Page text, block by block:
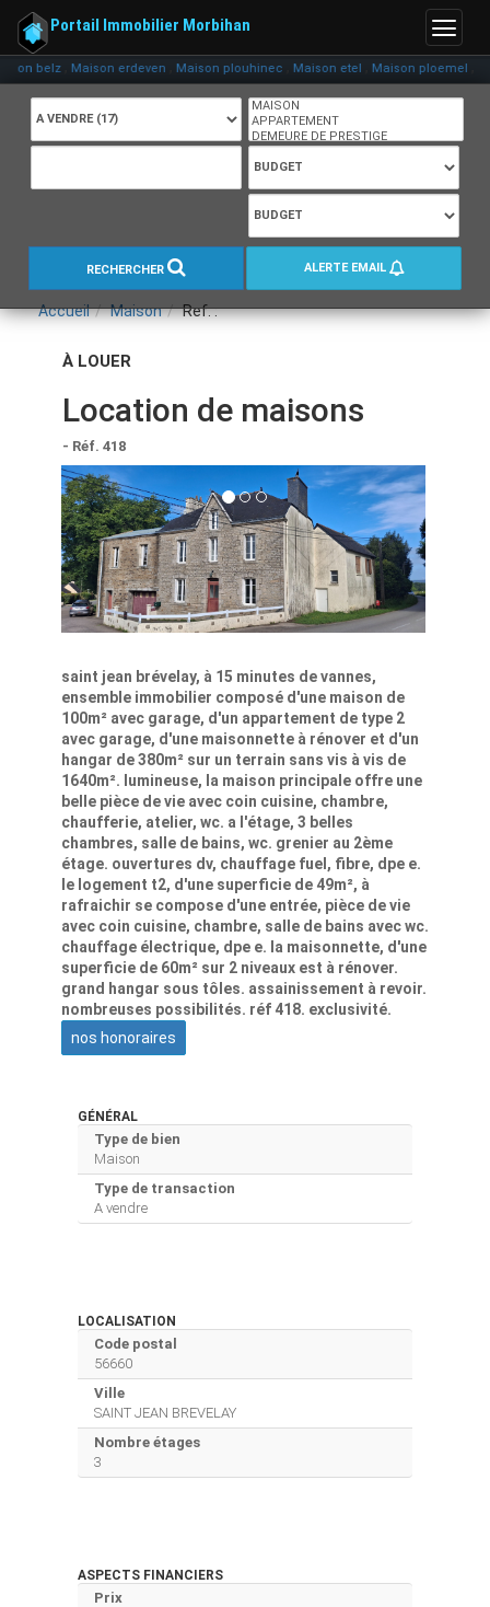
belz ,Maison erdeven ,Maison plouhinec ,Maison etel , Maison ploemel ,
Menu
Portail Immobilier Morbihan
RECHERCHER ALERTE EMAIL
Accueil Maison Ref. :
À LOUER
Location de maisons
- Réf. 418
saint jean brévelay, à 15 minutes de vannes,
ensemble immobilier composé d'une maison de
100m² avec garage, d'un appartement de type 2
avec garage, d'une maisonnette à rénover et d'un
hangar de 380m² sur un terrain sans vis à vis de
1640m². lumineuse, la maison principale offre une
belle pièce de vie avec coin cuisine, chambre,
chaufferie, atelier, wc. a l'étage, 3 belles
chambres, salle de bains, wc. grenier au 2ème
étage. ouvertures dv, chauffage fuel, fibre, dpe e.
le logement t2, d'une superficie de 49m², à
rafraichir se compose d'une entrée, pièce de vie
avec coin cuisine, chambre, salle de bains avec wc.
chauffage électrique, dpe e. la maisonnette, d'une
superficie de 60m² sur 2 niveaux est à rénover.
grand hangar sous tôles. assainissement à revoir.
nombreuses possibilités. réf 418. exclusivité.
nos honoraires
GÉNÉRAL
Type de bien
Maison
Type de transaction
A vendre
LOCALISATION
Code postal
56660
Ville
SAINT JEAN BREVELAY
Nombre étages
3
ASPECTS FINANCIERS
Prix